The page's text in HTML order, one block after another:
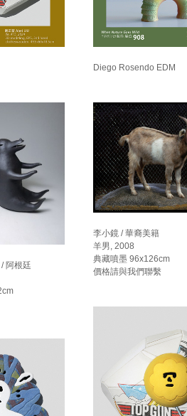
阿根廷
Diego Rosendo EDM
李小鏡 / 華裔美籍
羊男, 2008
典藏噴墨 96x126cm
價格請與我們聯繫